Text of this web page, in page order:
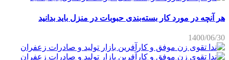
هر آنچه در مورد کار بسته‌بندی حبوبات در منزل باید بدانید
1400/06/30